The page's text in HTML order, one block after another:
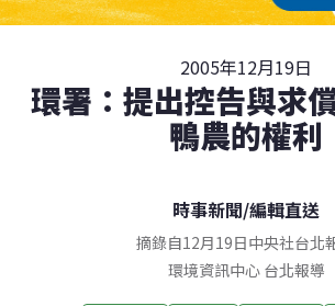
2005年12月19日
環署：提出控告與求
鴨農的權利
時事新聞/編輯直送
摘錄自12月19日中央社台北
環境資訊中心 台北報導